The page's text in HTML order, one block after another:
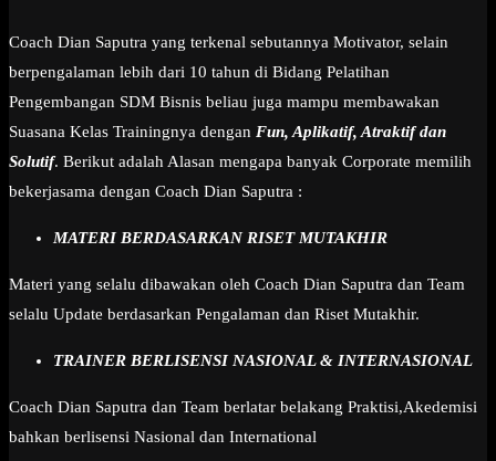
Coach Dian Saputra yang terkenal sebutannya Motivator, selain
berpengalaman lebih dari 10 tahun di Bidang Pelatihan
Pengembangan SDM Bisnis beliau juga mampu membawakan
Suasana Kelas Trainingnya dengan Fun, Aplikatif, Atraktif dan
Solutif. Berikut adalah Alasan mengapa banyak Corporate memilih
bekerjasama dengan Coach Dian Saputra :
MATERI BERDASARKAN RISET MUTAKHIR
Materi yang selalu dibawakan oleh Coach Dian Saputra dan Team
selalu Update berdasarkan Pengalaman dan Riset Mutakhir.
TRAINER BERLISENSI NASIONAL & INTERNASIONAL
Coach Dian Saputra dan Team berlatar belakang Praktisi,Akedemisi
bahkan berlisensi Nasional dan International